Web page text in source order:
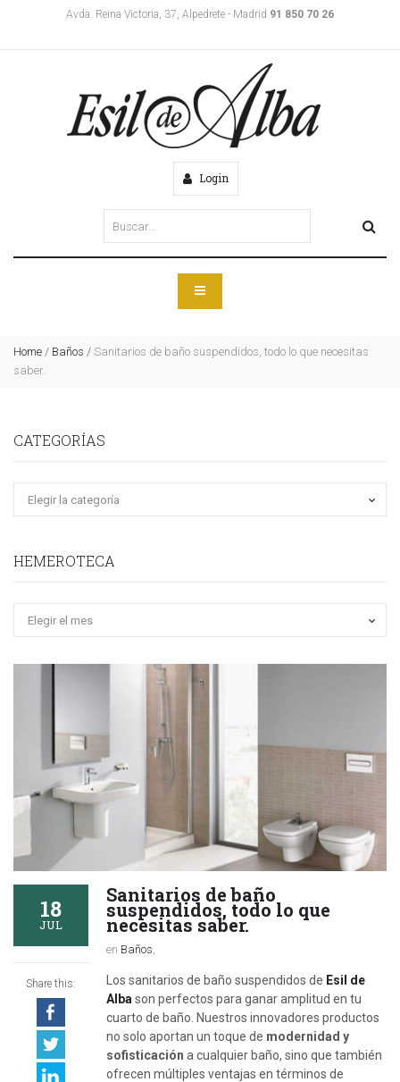
Avda. Reina Victoria, 37, Alpedrete - Madrid 91 850 70 26
Login
Home / Baños / Sanitarios de baño suspendidos, todo lo que necesitas
saber.
CATEGORÍAS
HEMEROTECA
18
JUL
Share this:
Sanitarios de baño
suspendidos, todo lo que
necesitas saber.
en Baños
Los sanitarios de baño suspendidos de Esil de
Alba son perfectos para ganar amplitud en tu
cuarto de baño. Nuestros innovadores productos
no solo aportan un toque de modernidad y
sofisticación a cualquier baño, sino que también
ofrecen múltiples ventajas en términos de